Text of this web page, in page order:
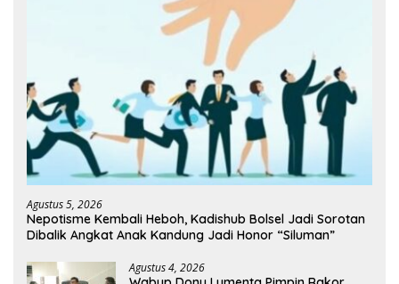
Agustus 5, 2026
Nepotisme Kembali Heboh, Kadishub Bolsel Jadi Sorotan
Dibalik Angkat Anak Kandung Jadi Honor “Siluman”
Agustus 4, 2026